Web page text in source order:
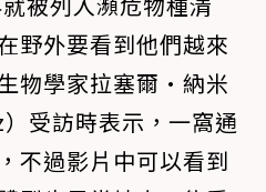
野外要看到他們越來
物學家拉塞爾·納米
受訪時表示，一窩通
不過影片中可以看到